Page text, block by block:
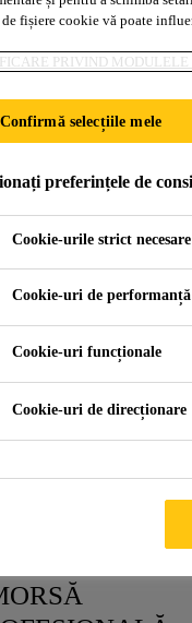
Adeplast
fișiere cookie vă poate
PRIVIND MODULELE
Confirmă selecțiile mele
preferințele de
Cookie-urile strict necesare
Cookie-uri de performanță
Cookie-uri funcționale
Cookie-uri de direcționare